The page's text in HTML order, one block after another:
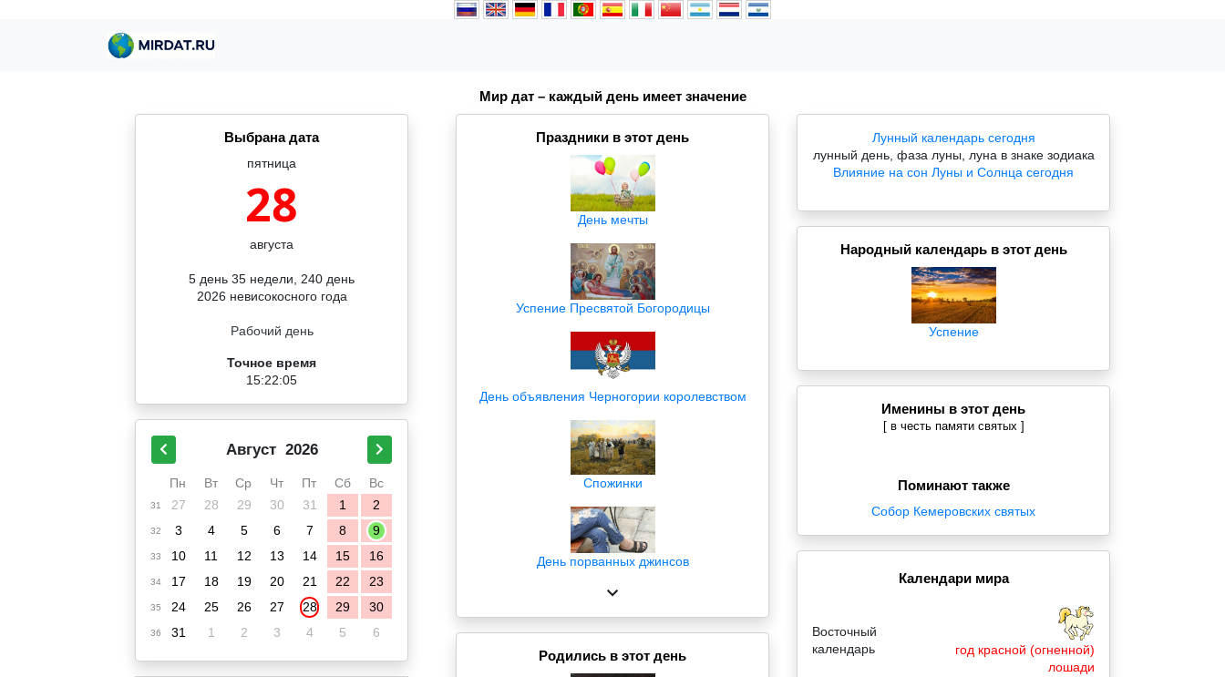
Мир дат – каждый день имеет значение
Выбрана дата
пятница
28
августа
5 день 35 недели, 240 день
2026 невисокосного года
Рабочий день
Точное время
15:22:06
Август 2026
Пн Вт Ср Чт Пт Сб Вс
31 27 28 29 30 31 1 2
32 3 4 5 6 7 8 9
33 10 11 12 13 14 15 16
34 17 18 19 20 21 22 23
35 24 25 26 27 28 29 30
36 31 1 2 3 4 5 6
Праздники в этот день
День мечты
Успение Пресвятой Богородицы
День объявления Черногории королевством
Спожинки
День порванных джинсов
Родились в этот день
Лунный календарь сегодня
лунный день, фаза луны, луна в знаке зодиака
Влияние на сон Луны и Солнца сегодня
Народный календарь в этот день
Успение
Именины в этот день
[ в честь памяти святых ]
Поминают также
Собор Кемеровских святых
Календари мира
Восточный
календарь
год красной (огненной)
лошади